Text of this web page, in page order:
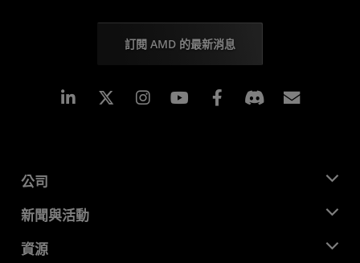
訂閱 AMD 的最新消息
Linkedin Instagram Facebook
公司
關於 AMD
企業責任
新聞與活動
新聞室
資源